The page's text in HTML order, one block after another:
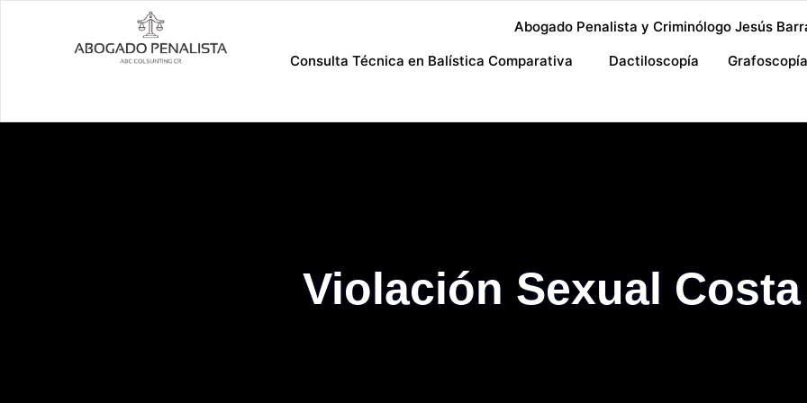
Abogado Penalista y Criminólogo Jesús
Consulta Técnica en Balística Comparativa
Dactiloscopía Grafoscopía
Violación Sexual